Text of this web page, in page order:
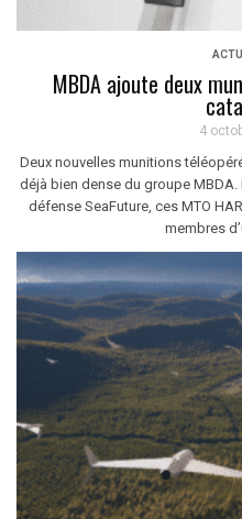
MBDA ajoute deux
4
Deux nouvelles munitions
déjà bien dense du groupe
défense SeaFuture, ces MTO
membres